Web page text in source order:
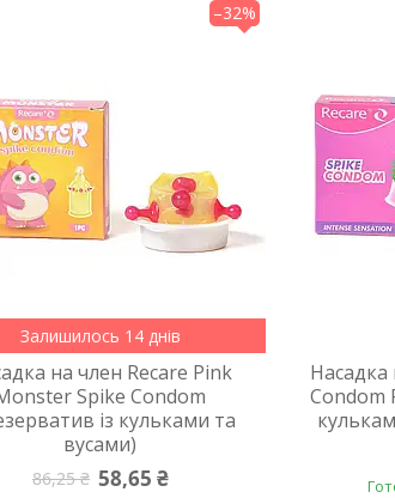
–32%
Залишилось 14 днів
на член Recare Pink
Spike Condom
із кульками та
вусами)
86,25 ₴ 58,65 ₴
Насадка
Condom